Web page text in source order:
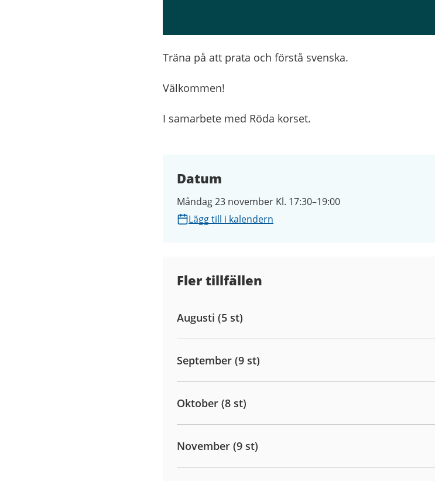
Träna på att prata och förstå svenska.
Välkommen!
I samarbete med Röda korset.
Datum
Måndag 23 november Kl. 17:30–19:00
Lägg till i kalendern
Fler tillfällen
Augusti (5 st)
September (9 st)
Oktober (8 st)
November (9 st)